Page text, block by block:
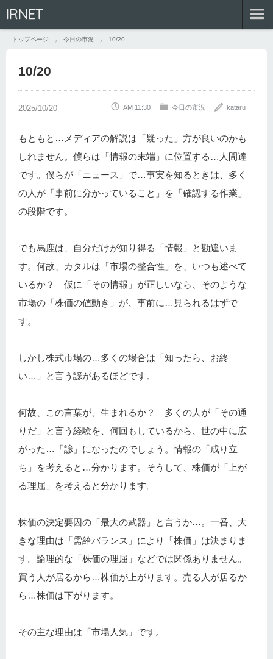
IRNET
トップページ 今日の市況 10/20
10/20
AM 11:30 今日の市況 kataru
もともと…メディアの解説は「疑った」方が良いのかも
しれません。僕らは「情報の末端」に位置する…人間達
です。僕らが「ニュース」で…事実を知るときは、多く
の人が「事前に分かっていること」を「確認する作業」
の段階です。
でも馬鹿は、自分だけが知り得る「情報」と勘違いま
す。何故、カタルは「市場の整合性」を、いつも述べて
いるか？ 仮に「その情報」が正しいなら、そのような
市場の「株価の値動き」が、事前に…見られるはずで
す。
しかし株式市場の…多くの場合は「知ったら、お終
い…」と言う諺があるほどです。
何故、この言葉が、生まれるか？ 多くの人が「その通
りだ」と言う経験を、何回もしているから、世の中に広
がった…「諺」になったのでしょう。情報の「成り立
ち」を考えると…分かります。そうして、株価が「上が
る理屈」を考えると分かります。
株価の決定要因の「最大の武器」と言うか…。一番、大
きな理由は「需給バランス」により「株価」は決まりま
す。論理的な「株価の理屈」などでは関係ありません。
買う人が居るから…株価が上がります。売る人が居るか
ら…株価は下がります。
その主な理由は「市場人気」です。